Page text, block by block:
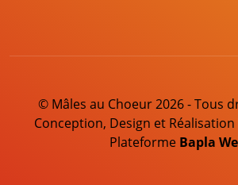
© Mâles au Choeur 2026 - Tous
Conception, Design et Réalisation
Plateforme Bapla